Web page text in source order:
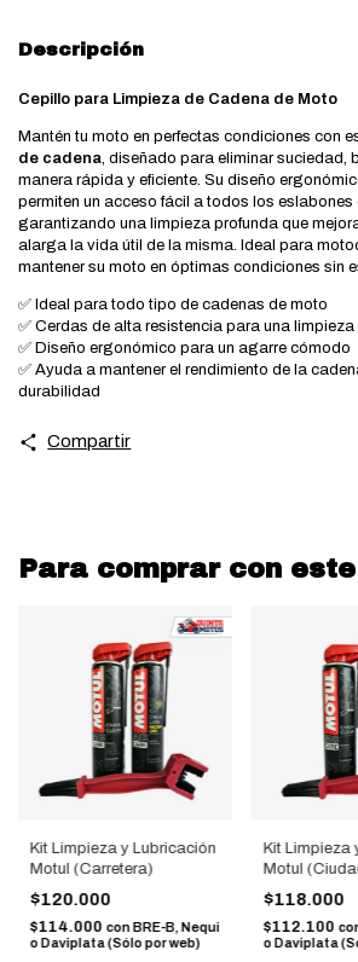
Descripción
Cepillo para Limpieza de Cadena de Moto
Mantén tu moto en perfectas condiciones con
de cadena, diseñado para eliminar suciedad,
manera rápida y eficiente. Su diseño
permiten un acceso fácil a todos los eslabones
garantizando una limpieza profunda que
alarga la vida útil de la misma. Ideal para
mantener su moto en óptimas condiciones sin
✅ Ideal para todo tipo de cadenas de moto
✅ Cerdas de alta resistencia para una limpieza
✅ Diseño ergonómico para un agarre cómodo
✅ Ayuda a mantener el rendimiento de la
durabilidad
Compartir
Para comprar con
Kit Limpieza y Lubricación
Motul (Carretera)
$120.000
$114.000 con BRE-B, Nequi
o Daviplata (Sólo por web)
Kit Limpieza
Motul
$118.000
$112.100
o Daviplata